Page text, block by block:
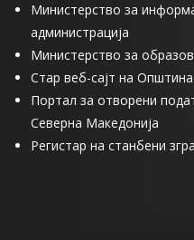
Министерство за
администрација
Министерство за
Стар веб-сајт на
Портал за отворени
Северна Македонија
Регистар на станбени